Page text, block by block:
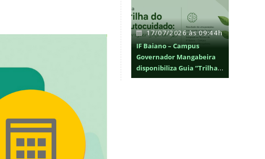
17/07/2026 às 09:44h
IF Baiano – Campus
Governador Mangabeira
disponibiliza Guia “Trilha
do Autocuidado: Florescer